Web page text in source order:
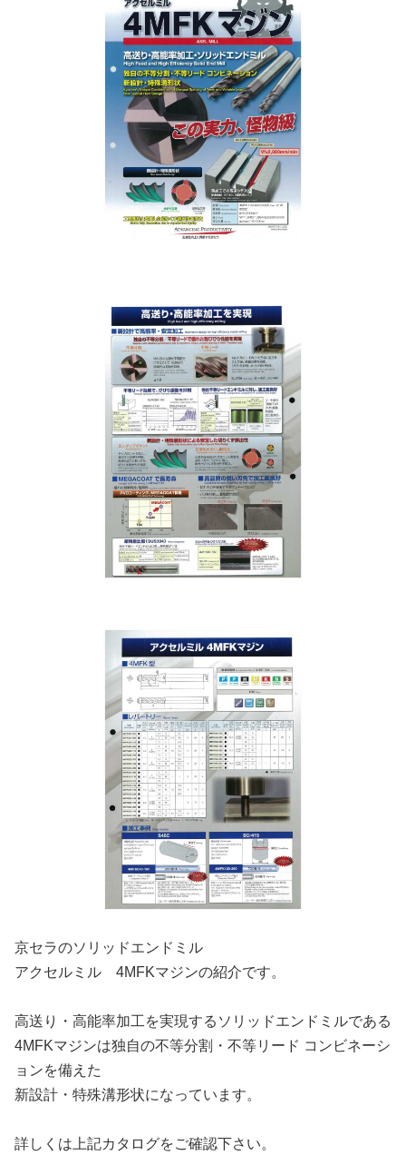
京セラのソリッドエンドミル
アクセルミル 4MFKマジンの紹介です。
高送り・高能率加工を実現するソリッドエンドミルである
4MFKマジンは独自の不等分割・不等リード コンビネーシ
ョンを備えた
新設計・特殊溝形状になっています。
詳しくは上記カタログをご確認下さい。